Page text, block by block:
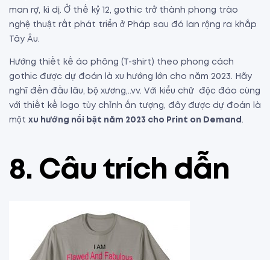
man rợ, kì dị. Ở thế kỷ 12, gothic trở thành phong trào
nghệ thuật rất phát triển ở Pháp sau đó lan rộng ra khắp
Tây Âu.
Hướng thiết kế áo phông (T-shirt) theo phong cách
gothic được dự đoán là xu hướng lớn cho năm 2023. Hãy
nghĩ đến đầu lâu, bộ xương,..vv. Với kiểu chữ độc đáo cùng
với thiết kế logo tùy chỉnh ấn tượng, đây được dự đoán là
một xu hướng nổi bật năm 2023 cho Print on Demand .
8. Câu trích dẫn